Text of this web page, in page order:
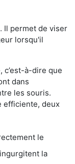
Il permet de viser
lorsqu'il
c’est-à-dire que
dans
les souris.
efficiente, deux
le
la